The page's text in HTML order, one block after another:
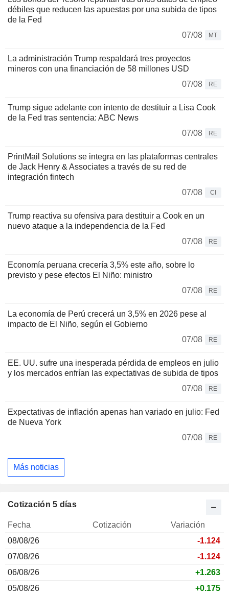
débiles que reducen las apuestas por una subida de tipos
de la Fed
07/08
MT
La administración Trump respaldará tres proyectos
mineros con una financiación de 58 millones USD
07/08
RE
Trump sigue adelante con intento de destituir a Lisa Cook
de la Fed tras sentencia: ABC News
07/08
RE
PrintMail Solutions se integra en las plataformas centrales
de Jack Henry & Associates a través de su red de
integración fintech
07/08
CI
Trump reactiva su ofensiva para destituir a Cook en un
nuevo ataque a la independencia de la Fed
07/08
RE
Economía peruana crecería 3,5% este año, sobre lo
previsto y pese efectos El Niño: ministro
07/08
RE
La economía de Perú crecerá un 3,5% en 2026 pese al
impacto de El Niño, según el Gobierno
07/08
RE
EE. UU. sufre una inesperada pérdida de empleos en julio
y los mercados enfrían las expectativas de subida de tipos
07/08
RE
Expectativas de inflación apenas han variado en julio: Fed
de Nueva York
07/08
RE
Más noticias
Cotización 5 días
Fecha Cotización
Variación
08/08/26
-1.124
07/08/26
-1.124
06/08/26
+1.263
05/08/26
+0.175